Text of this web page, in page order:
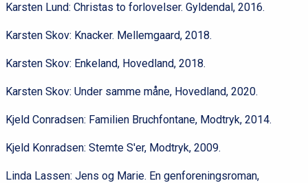
Karsten Lund: Christas to forlovelser. Gyldendal, 2016.
Karsten Skov: Knacker. Mellemgaard, 2018.
Karsten Skov: Enkeland, Hovedland, 2018.
Karsten Skov: Under samme måne, Hovedland, 2020.
Kjeld Conradsen: Familien Bruchfontane, Modtryk, 2014.
Kjeld Konradsen: Stemte S'er, Modtryk, 2009.
Linda Lassen: Jens og Marie. En genforeningsroman,